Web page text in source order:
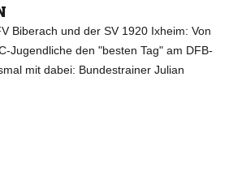
Biberach und der SV 1920 Ixheim: Von
Jugendliche den "besten Tag" am DFB-
mit dabei: Bundestrainer Julian